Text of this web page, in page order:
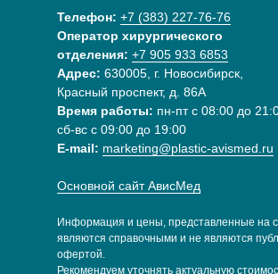
Телефон: +7 (383) 227-76-76
Оператор хирургического
отделения: +7 905 933 6853
Адрес: 630005, г. Новосибирск,
Красный проспект, д. 86А
Время работы: пн-пт с 08:00 до
сб-вс с 09:00 до 19:00
E-mail: marketing@plastic-avismed.ru
Основной сайт АвисМед
Информация и цены, представленные на
являются справочными и не являются
офертой.
Рекомендуем уточнять актуальную